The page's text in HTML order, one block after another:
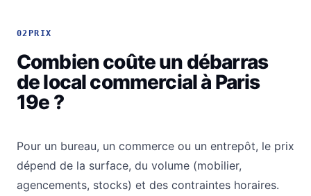
02 PRIX
Combien coûte un débarras
de local commercial à Paris
19e ?
Pour un bureau, un commerce ou un entrepôt, le prix
dépend de la surface, du volume (mobilier,
agencements, stocks) et des contraintes horaires.